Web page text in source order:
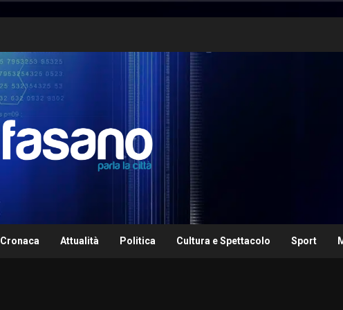
Cronaca Attualità Politica Cultura e Spettacolo Sport